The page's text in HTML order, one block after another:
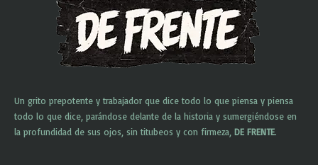
Un grito prepotente y trabajador que dice todo lo que piensa y piensa
todo lo que dice, parándose delante de la historia y sumergiéndose en
la profundidad de sus ojos, sin titubeos y con firmeza, DE FRENTE.